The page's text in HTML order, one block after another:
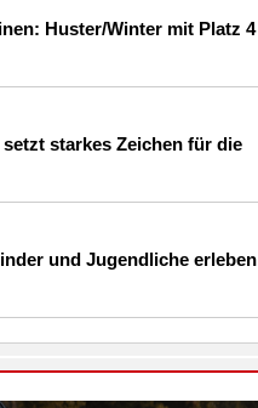
Huster/Winter mit Platz 4
starkes Zeichen für die
und Jugendliche erleben